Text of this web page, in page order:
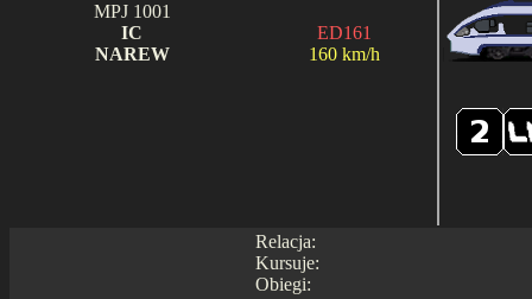
MPJ 1001
IC
NAREW
ED161
160 km/h
Relacja:
Kursuje:
Obiegi: